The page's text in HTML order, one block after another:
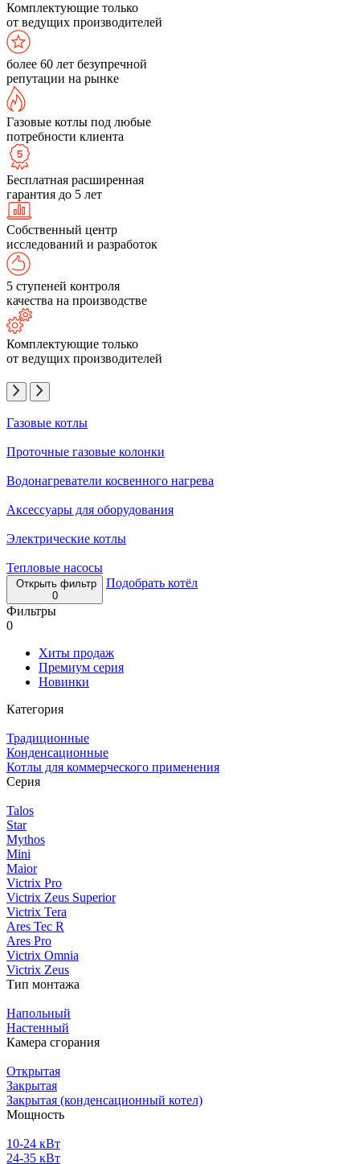
Комплектующие только
от ведущих производителей
более 60 лет безупречной
репутации на рынке
Газовые котлы под любые
потребности клиента
Бесплатная расширенная
гарантия до 5 лет
Собственный центр
исследований и разработок
5 ступеней контроля
качества на производстве
Комплектующие только
от ведущих производителей
Газовые котлы
Проточные газовые колонки
Водонагреватели косвенного нагрева
Аксессуары для оборудования
Электрические котлы
Тепловые насосы
Открыть фильтр
0
Подобрать котёл
Фильтры
0
Хиты продаж
Премиум серия
Новинки
Категория
Традиционные
Конденсационные
Котлы для коммерческого применения
Серия
Talos
Star
Mythos
Mini
Maior
Victrix Pro
Victrix Zeus Superior
Victrix Tera
Ares Tec R
Ares Pro
Victrix Omnia
Victrix Zeus
Тип монтажа
Напольный
Настенный
Камера сгорания
Открытая
Закрытая
Закрытая (конденсационный котел)
Мощность
10-24 кВт
24-35 кВт